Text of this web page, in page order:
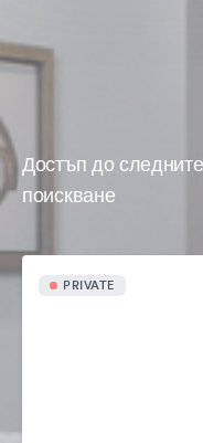
Достъп до
поискване
PRIVATE